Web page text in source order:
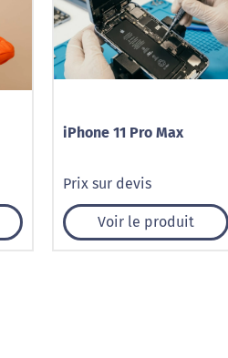
iPhone 11 Pro Max
Prix sur devis
Voir le produit